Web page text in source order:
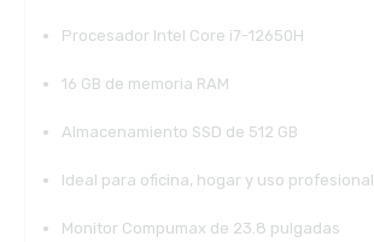
Procesador Intel Core i7-12650H
16 GB de memoria RAM
Almacenamiento SSD de 512 GB
Ideal para oficina, hogar y uso profesional
Monitor Compumax de 23.8 pulgadas